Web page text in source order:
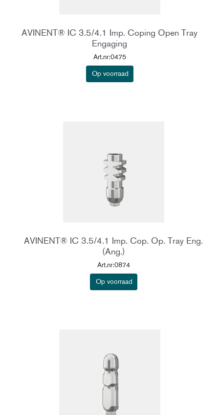
AVINENT® IC 3.5/4.1 Imp. Coping Open Tray
Engaging
Art.nr:0475
Op voorraad
AVINENT® IC 3.5/4.1 Imp. Cop. Op. Tray Eng.
(Ang.)
Art.nr:0874
Op voorraad